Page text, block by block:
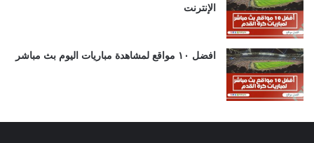
الإنترنت
افضل ١٠ مواقع لمشاهدة مباريات اليوم بث مباشر